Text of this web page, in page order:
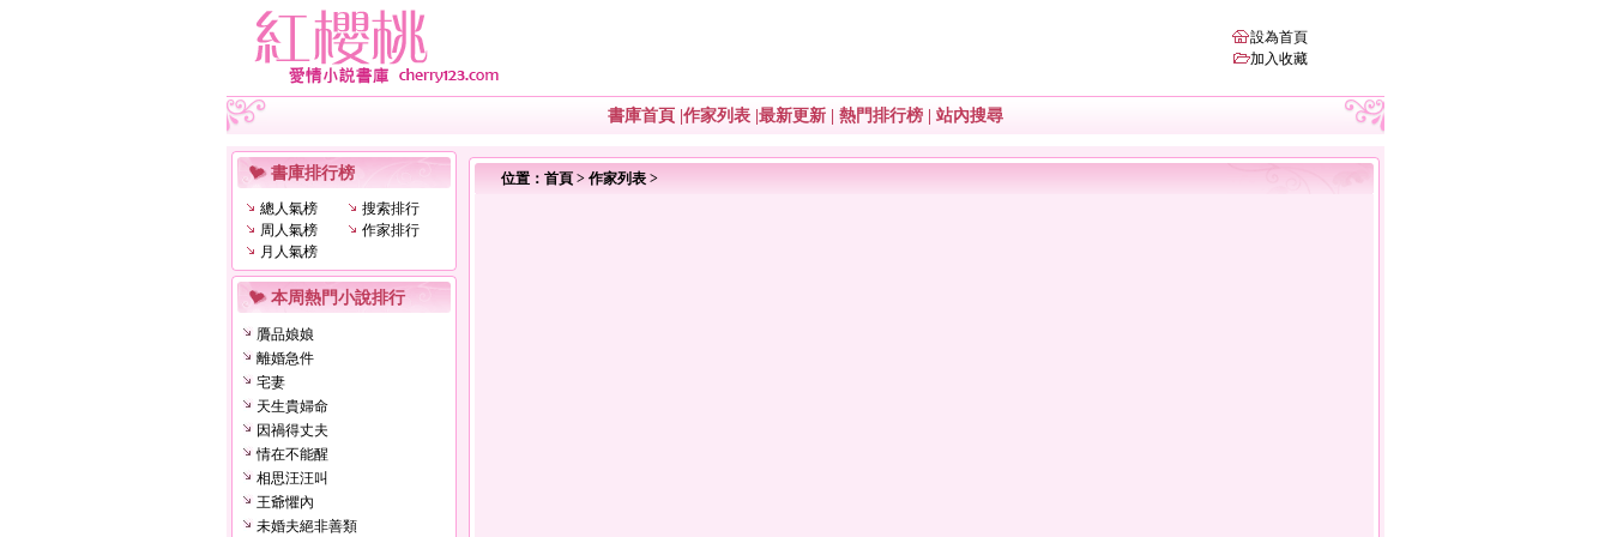
設為首頁
加入收藏
書庫首頁 作家列表 最新更新 熱門排行榜 站內搜尋
書庫排行榜
總人氣榜
搜索排行
周人氣榜
作家排行
月人氣榜
本周熱門小說排行
贗品娘娘
離婚急件
宅妻
天生貴婦命
因禍得丈夫
情在不能醒
相思汪汪叫
王爺懼內
未婚夫絕非善類
位置： 首頁 > 作家列表 >